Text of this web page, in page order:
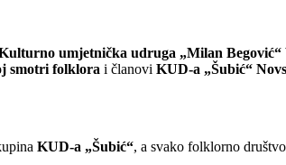
umjetnička udruga „Milan
smotri folklora i članovi KUD-a „Šubić“
KUD-a „Šubić“, a svako folklorno